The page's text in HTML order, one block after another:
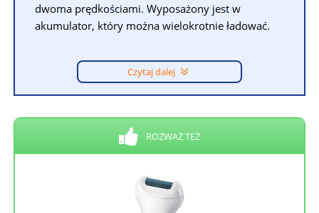
dwoma prędkościami. Wyposażony jest w
akumulator, który można wielokrotnie ładować.
Czytaj dalej
ROZWAŻ TEŻ